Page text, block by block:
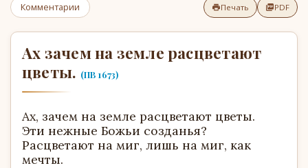
Комментарии Печать PDF
Ах зачем на земле расцветают
цветы. (ПВ 1673)
Ах, зачем на земле расцветают цветы.
Эти нежные Божьи созданья?
Расцветают на миг, лишь на миг, как
мечты.